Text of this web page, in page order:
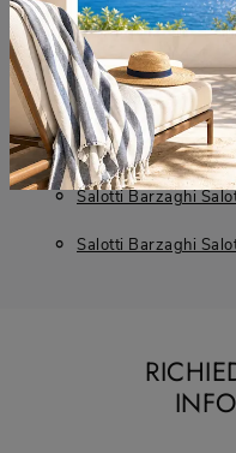
Negozio Di Divani A
Salotti Barzaghi
Salotti Barzaghi
Salotti Barzaghi
Salotti Barzaghi